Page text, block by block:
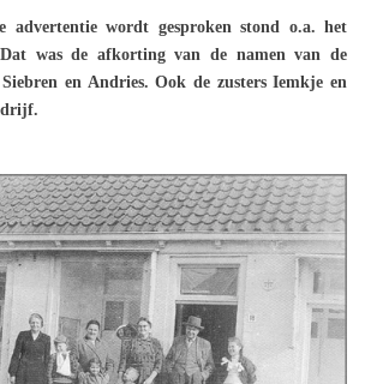
advertentie wordt gesproken stond o.a. het
was de afkorting van de namen van de
en Andries. Ook de zusters Iemkje en